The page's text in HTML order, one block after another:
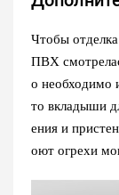
Чтобы
ПВХ
о необходимо
то вкладыши
ения и
оют огрехи